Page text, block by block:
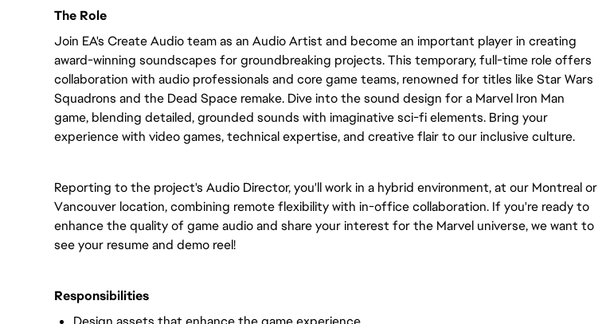
The Role
Join EA's Create Audio team as an Audio Artist and become an important player in creating
award-winning soundscapes for groundbreaking projects. This temporary, full-time role offers
collaboration with audio professionals and core game teams, renowned for titles like Star Wars
Squadrons and the Dead Space remake. Dive into the sound design for a Marvel Iron Man
game, blending detailed, grounded sounds with imaginative sci-fi elements. Bring your
experience with video games, technical expertise, and creative flair to our inclusive culture.
Reporting to the project's Audio Director, you'll work in a hybrid environment, at our Montreal or
Vancouver location, combining remote flexibility with in-office collaboration. If you're ready to
enhance the quality of game audio and share your interest for the Marvel universe, we want to
see your resume and demo reel!
Responsibilities